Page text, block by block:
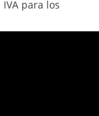
para los